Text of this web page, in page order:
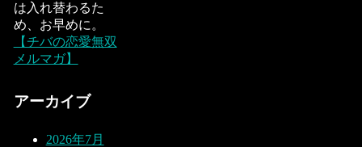
は入れ替わるた
め、お早めに。
【チバの恋愛無双
メルマガ】
アーカイブ
2026年7月